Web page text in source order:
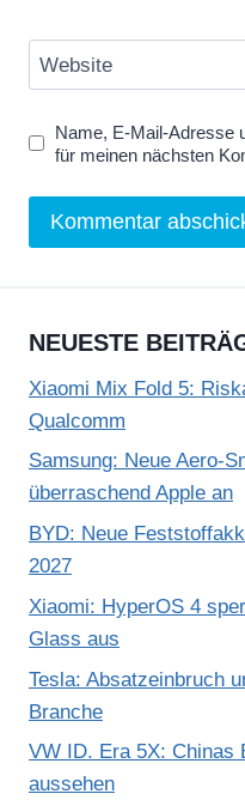
Website
Name, E-Mail-Adresse
für meinen nächsten
NEUESTE
Xiaomi Mix Fold 5:
Qualcomm
Samsung: Neue Aero-
überraschend Apple an
BYD: Neue
2027
Xiaomi: HyperOS 4
Glass aus
Tesla: Absatzeinbruch
Branche
VW ID. Era 5X: Chinas
aussehen